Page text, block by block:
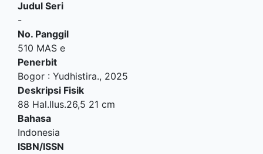
Judul Seri
-
No. Panggil
510 MAS e
Penerbit
Bogor : Yudhistira., 2025
Deskripsi Fisik
88 Hal.Ilus.26,5 21 cm
Bahasa
Indonesia
ISBN/ISSN